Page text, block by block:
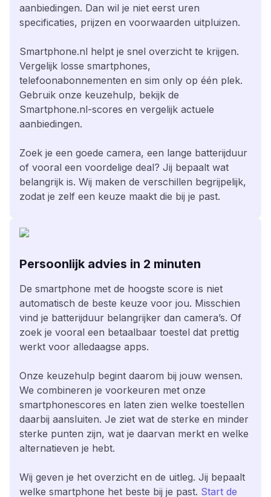
aanbiedingen. Dan wil je niet eerst uren
specificaties, prijzen en voorwaarden uitpluizen.
Smartphone.nl helpt je snel overzicht te krijgen.
Vergelijk losse smartphones,
telefoonabonnementen en sim only op één plek.
Gebruik onze keuzehulp, bekijk de
Smartphone.nl-scores en vergelijk actuele
aanbiedingen.
Zoek je een goede camera, een lange batterijduur
of vooral een voordelige deal? Jij bepaalt wat
belangrijk is. Wij maken de verschillen begrijpelijk,
zodat je zelf een keuze maakt die bij je past.
Persoonlijk advies in 2 minuten
De smartphone met de hoogste score is niet
automatisch de beste keuze voor jou. Misschien
vind je batterijduur belangrijker dan camera’s. Of
zoek je vooral een betaalbaar toestel dat prettig
werkt voor alledaagse apps.
Onze keuzehulp begint daarom bij jouw wensen.
We combineren je voorkeuren met onze
smartphonescores en laten zien welke toestellen
daarbij aansluiten. Je ziet wat de sterke en minder
sterke punten zijn, wat je daarvan merkt en welke
alternatieven je hebt.
Wij geven je het overzicht en de uitleg. Jij bepaalt
welke smartphone het beste bij je past. Start de